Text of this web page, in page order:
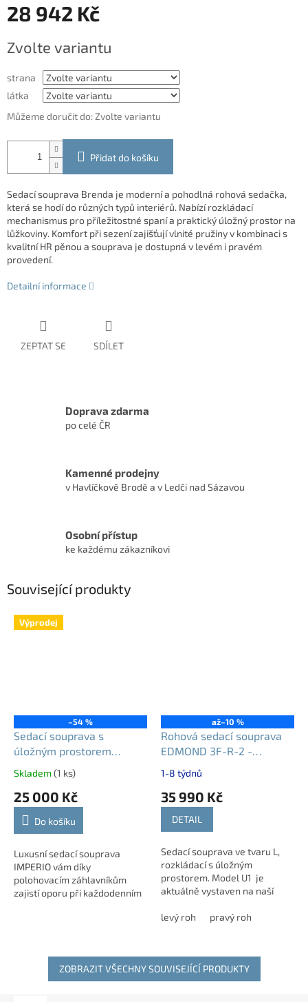
28 942 Kč
cena:
Zvolte variantu
strana
látka
Můžeme doručit do: Zvolte variantu
Přidat do košíku
Sedací souprava Brenda je moderní a pohodlná rohová sedačka,
která se hodí do různých typů interiérů. Nabízí rozkládací
mechanismus pro příležitostné spaní a praktický úložný prostor na
lůžkoviny. Komfort při sezení zajišťují vlnité pružiny v kombinaci s
kvalitní HR pěnou a souprava je dostupná v levém i pravém
provedení.
Detailní informace
ZEPTAT SE SDÍLET
Doprava zdarma
po celé ČR
Kamenné prodejny
v Havlíčkově Brodě a v Ledči nad Sázavou
Osobní přístup
ke každému zákazníkovi
Související produkty
Výprodej
–54 %
Sedací souprava s
úložným prostorem
Skladem(1 ks)
25 000 Kč
Do košíku
Luxusní sedací souprava
IMPERIO vám díky
polohovacím záhlavníkům
zajistí oporu při každodenním
až–10 %
Rohová sedací souprava
EDMOND 3F-R-2 -
1-8 týdnů
35 990 Kč
DETAIL
Sedací souprava ve tvaru L,
rozkládací s úložným
prostorem. Model U1 je
aktuálně vystaven na naší
Výběr konkrétní modulové
levý roh pravý roh
ZOBRAZIT VŠECHNY SOUVISEJÍCÍ PRODUKTY